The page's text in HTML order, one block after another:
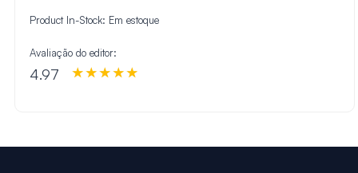
Product In-Stock: Em estoque
Avaliação do editor:
4.97